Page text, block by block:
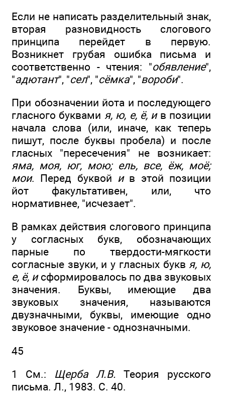
Если не написать разделительный знак,
вторая разновидность слогового
принципа перейдет в первую.
Возникнет грубая ошибка письма и
соответственно - чтения: "обявление",
"адютант", "сел", "сёмка", "вороби".
При обозначении йота и последующего
гласного буквами я, ю, е, ё, ив позиции
начала слова (или, иначе, как теперь
пишут, после буквы пробела) и после
гласных "пересечения" не возникает:
яма, моя, юг, мою; ель, все, ёж, моё;
мои. Перед буквой ив этой позиции
йот факультативен, или, что
нормативнее, "исчезает".
В рамках действия слогового принципа
у согласных букв, обозначающих
парные по твердости-мягкости
согласные звуки, и у гласных буквя, ю,
е, ё, исформировалось по два звуковых
значения. Буквы, имеющие два
звуковых значения, называются
двузначными, буквы, имеющие одно
звуковое значение - однозначными.
45
1 См.: Щерба Л.В. Теория русского
письма. Л., 1983. С. 40.